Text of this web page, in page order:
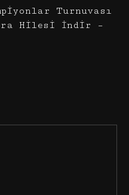
Turnuvası
Hilesi İndir –